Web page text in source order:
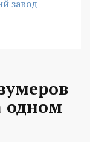
завод
одном